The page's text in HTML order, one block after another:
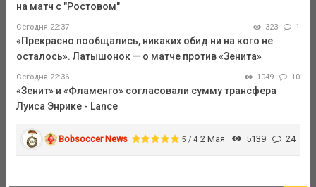
на матч с "Ростовом"
Сегодня 22:37 323 1
«Прекрасно пообщались, никаких обид ни на кого не
осталось». Латышонок — о матче против «Зенита»
Сегодня 22:36 1049 10
«Зенит» и «Фламенго» согласовали сумму трансфера
Луиса Энрике - Lance
Bobsoccer News 5 / 4 2 Мая 5139 24